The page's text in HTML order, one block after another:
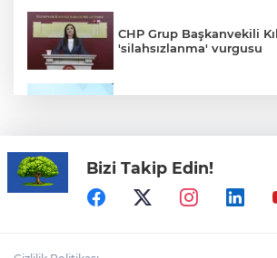
CHP Grup Başkanvekili
'silahsızlanma' vurgusu
YÖK'ten uluslararası
kolaylığı... Süre 2 yıla
Bizi Takip Edin!